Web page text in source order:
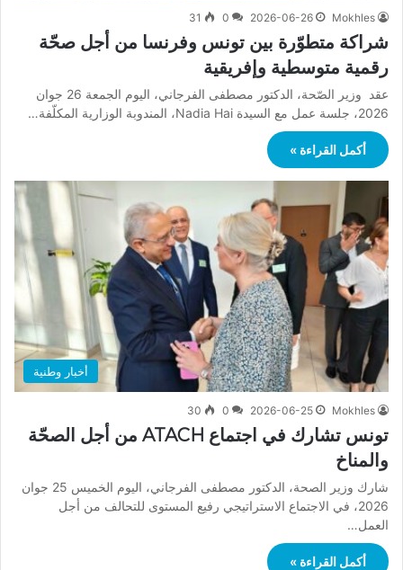
Mokhles
2026-06-26
0
31
شراكة متطوّرة بين تونس وفرنسا من أجل صحّة
رقمية متوسطية وإفريقية
عقد وزير الصّحة، الدكتور مصطفى الفرجاني، اليوم الجمعة 26 جوان
2026، جلسة عمل مع السيدة Nadia Hai، المندوبة الوزارية المكلّفة…
أكمل القراءة »
أخبار وطنية
Mokhles
2026-06-25
0
30
تونس تشارك في اجتماع ATACH من أجل الصحّة
والمناخ
شارك وزير الصحة، الدكتور مصطفى الفرجاني، اليوم الخميس 25 جوان
2026، في الاجتماع الاستراتيجي رفيع المستوى للتحالف من أجل
العمل…
أكمل القراءة »